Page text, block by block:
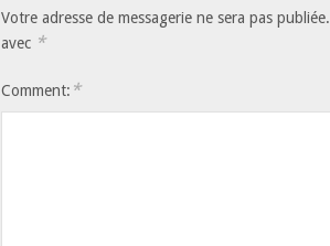
Votre adresse de messagerie ne sera pas publiée.
avec *
Comment: *